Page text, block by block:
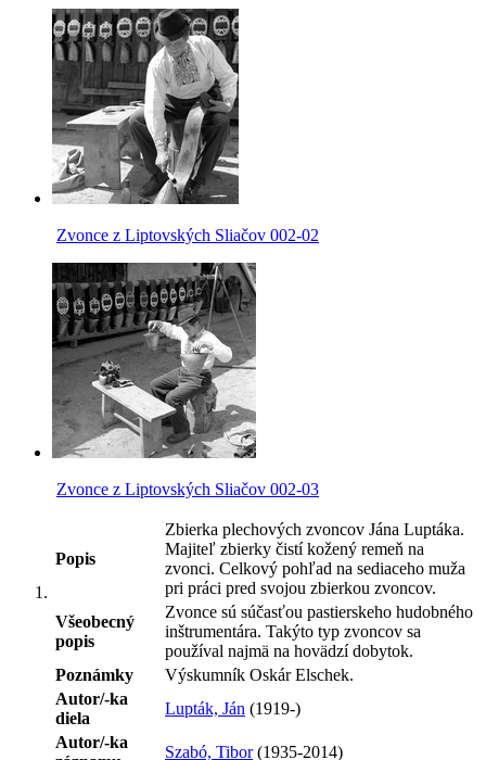
Zvonce z Liptovských Sliačov 002-02
Zvonce z Liptovských Sliačov 002-03
Popis
Zbierka plechových zvoncov Jána Luptáka.
Majiteľ zbierky čistí kožený remeň na
zvonci. Celkový pohľad na sediaceho muža
pri práci pred svojou zbierkou zvoncov.
Všeobecný
popis
Zvonce sú súčasťou pastierskeho hudobného
inštrumentára. Takýto typ zvoncov sa
používal najmä na hovädzí dobytok.
Poznámky
Výskumník Oskár Elschek.
Autor/-ka
diela
Lupták, Ján (1919-)
Autor/-ka
Szabó, Tibor(1935-2014)